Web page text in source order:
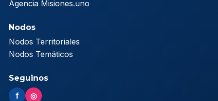
Agencia Misiones.uno
Nodos
Nodos Territoriales
Nodos Temáticos
Seguinos
f ◎